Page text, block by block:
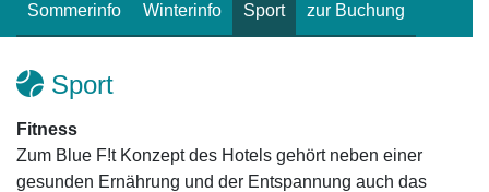
Sommerinfo Winterinfo Sport zur Buchung
Sport
Fitness
Zum Blue F!t Konzept des Hotels gehört neben einer
gesunden Ernährung und der Entspannung auch das